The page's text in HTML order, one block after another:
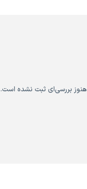
هنوز بررسی‌ای ثبت نشده است.